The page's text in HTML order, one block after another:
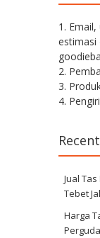
1.
estimasi
2.
3.
4.
Jual
Tebet
Harga